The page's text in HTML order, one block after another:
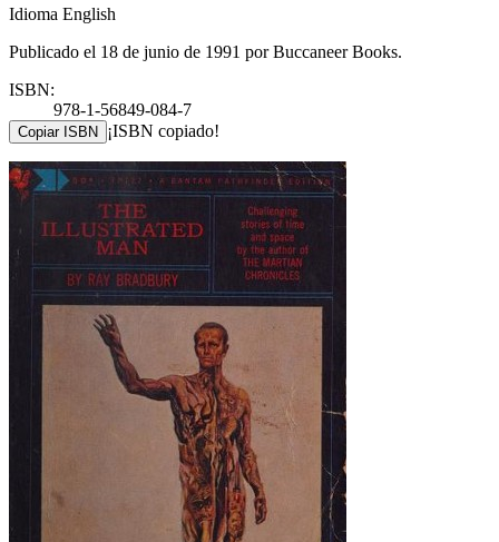
Idioma English
Publicado el 18 de junio de 1991 por Buccaneer Books.
ISBN:
978-1-56849-084-7
Copiar ISBN ¡ISBN copiado!